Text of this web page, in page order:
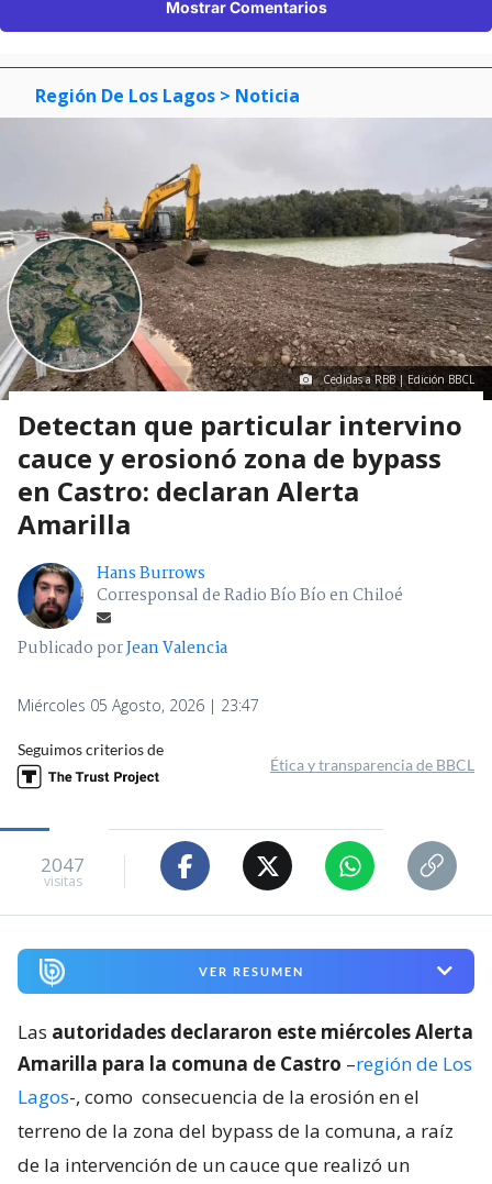
Mostrar Comentarios
Región De Los Lagos > Noticia
Cedidas a RBB | Edición BBCL
Detectan que particular intervino
cauce y erosionó zona de bypass
en Castro: declaran Alerta
Amarilla
Hans Burrows
Corresponsal de Radio Bío Bío en Chiloé
Publicado porJean Valencia
Miércoles 05 Agosto, 2026 | 23:47
Seguimos criterios de
Ética y transparencia de BBCL
2047
visitas
VER RESUMEN
Las autoridades declararon este miércoles Alerta
Amarilla para la comuna de Castro –región de Los
Lagos-, como consecuencia de la erosión en el
terreno de la zona del bypass de la comuna, a raíz
de la intervención de un cauce que realizó un